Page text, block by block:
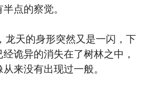
点的察觉。
天的身形突然又是一闪，下
诡异的消失在了树林之中，
来没有出现过一般。